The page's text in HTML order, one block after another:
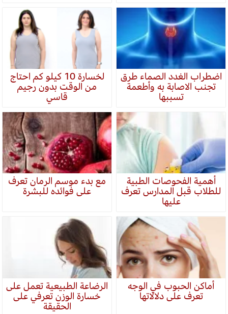
اضطراب الغدد الصماء طرق
تجنب الاصابة به وأطعمة
تسببها
لخسارة 10 كيلو كم احتاج
من الوقت بدون رجيم
قاسي
أهمية الفحوصات الطبية
للطلاب قبل المدارس تعرف
عليها
مع بدء موسم الرمان تعرف
على فوائده للبشرة
أماكن الحبوب في الوجه
تعرف على دلالاتها
الرضاعة الطبيعية تعمل على
خسارة الوزن تعرفي على
الحقيقة